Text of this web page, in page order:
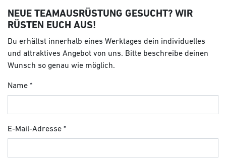
NEUE TEAMAUSRÜSTUNG GESUCHT? WIR
RÜSTEN EUCH AUS!
Du erhältst innerhalb eines Werktages dein individuelles
und attraktives Angebot von uns. Bitte beschreibe deinen
Wunsch so genau wie möglich.
Name
E-Mail-Adresse